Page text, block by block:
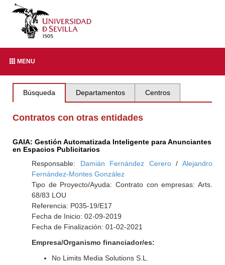
MENU
Búsqueda Departamentos Centros
Contratos con otras entidades
GAIA: Gestión Automatizada Inteligente para Anunciantes
en Espacios Publicitarios
Responsable: Damián Fernández Cerero/ Alejandro
Fernández-Montes González
Tipo de Proyecto/Ayuda: Contrato con empresas: Arts.
68/83 LOU
Referencia: P035-19/E17
Fecha de Inicio: 02-09-2019
Fecha de Finalización: 01-02-2021
Empresa/Organismo financiador/es:
No Limits Media Solutions S.L.